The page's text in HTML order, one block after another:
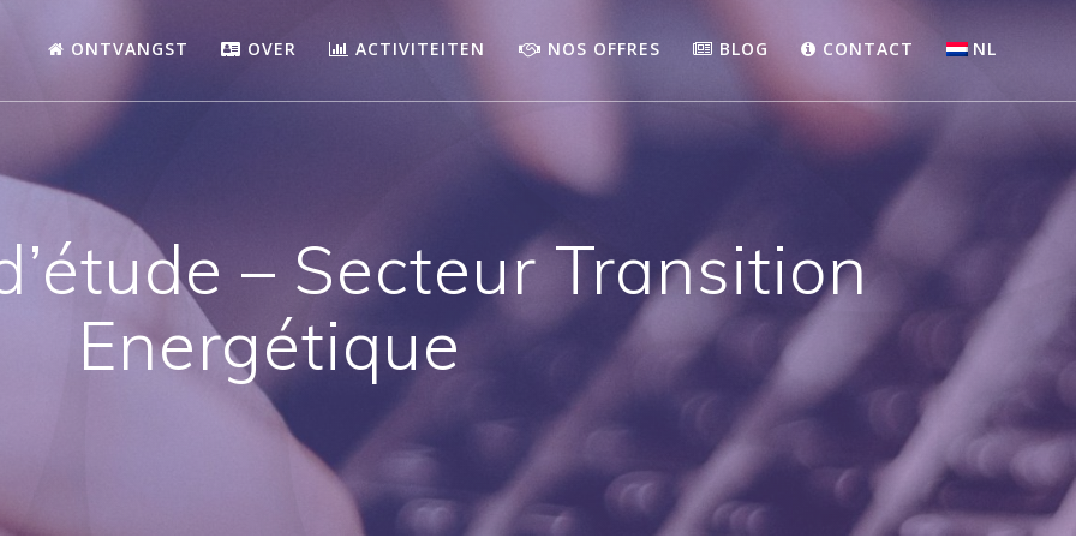
ONTVANGST OVER ACTIVITEITEN NOS OFFRES BLOG CONTACT NL
– Secteur Transition
Energétique